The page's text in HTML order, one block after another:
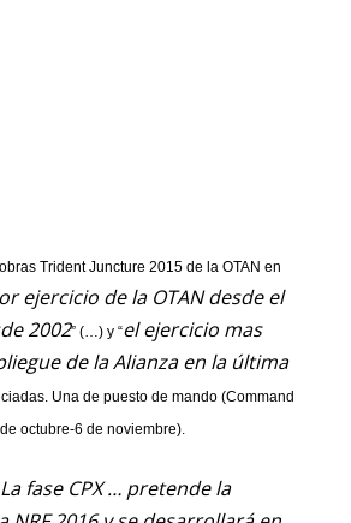
Trident Juncture 2015 de la OTAN en
ejercicio de la OTAN desde el
2002” (…) y “el ejercicio mas
de la Alianza en la última
Una de puesto de mando (Command
octubre-6 de noviembre).
La fase CPX … pretende la